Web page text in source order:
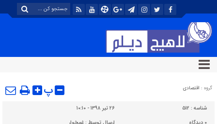
گروه : اقتصادی پ
شناسه : ۵۱۲
۲۶ تیر ۱۳۹۸ - ۱۰:۱۰